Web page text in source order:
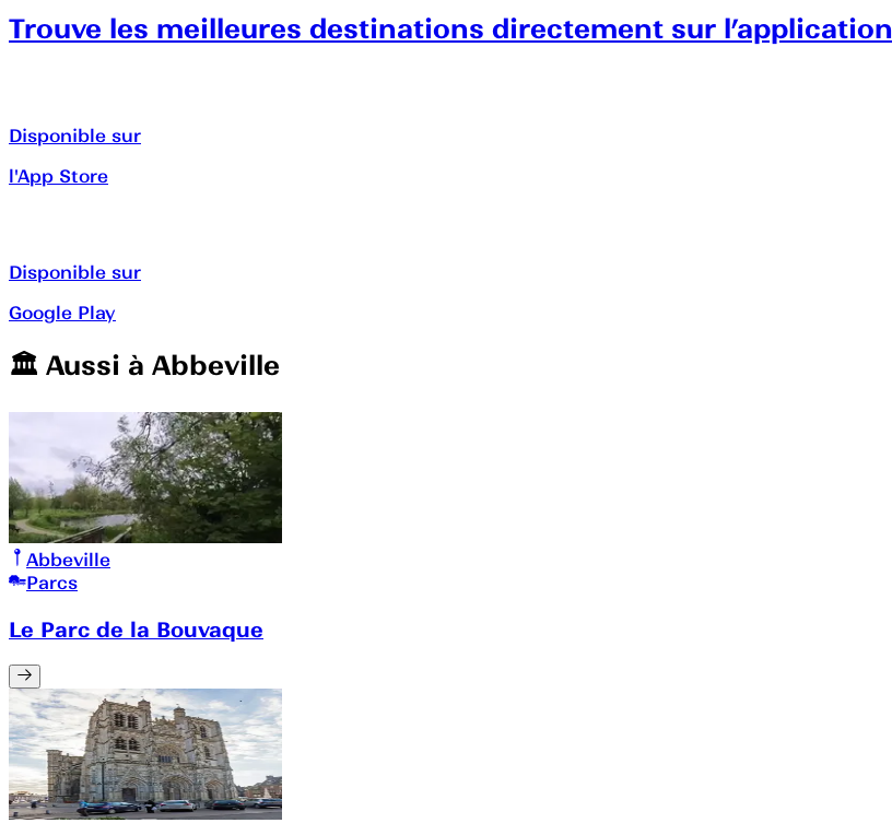
Trouve les meilleures destinations directement sur l’application
Disponible sur
l'App Store
Disponible sur
Google Play
🏛️️ Aussi à Abbeville
Abbeville
Parcs
Le Parc de la Bouvaque